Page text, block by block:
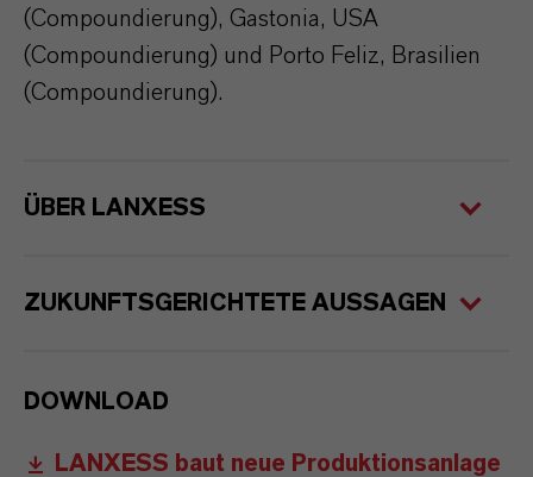
(Compoundierung), Gastonia, USA
(Compoundierung) und Porto Feliz, Brasilien
(Compoundierung).
ÜBER LANXESS
ZUKUNFTSGERICHTETE AUSSAGEN
DOWNLOAD
LANXESS baut neue Produktionsanlage